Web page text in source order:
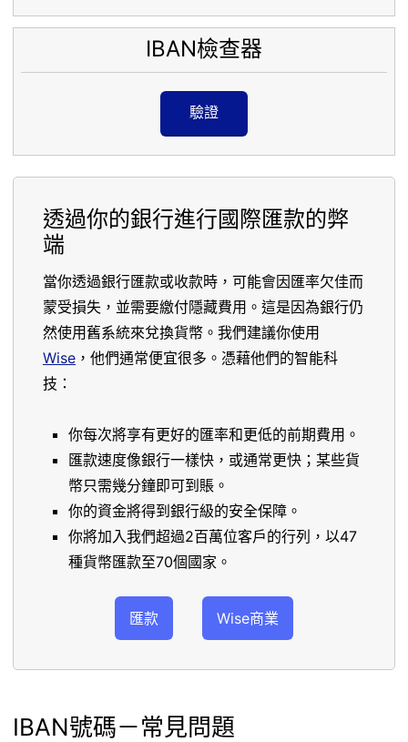
IBAN檢查器
驗證
透過你的銀行進行國際匯款的弊
端
當你透過銀行匯款或收款時，可能會因匯率欠佳而
蒙受損失，並需要繳付隱藏費用。這是因為銀行仍
然使用舊系統來兌換貨幣。我們建議你使用
Wise ，他們通常便宜很多。憑藉他們的智能科
技：
你每次將享有更好的匯率和更低的前期費用。
匯款速度像銀行一樣快，或通常更快；某些貨
幣只需幾分鐘即可到賬。
你的資金將得到銀行級的安全保障。
你將加入我們超過2百萬位客戶的行列，以47
種貨幣匯款至70個國家。
匯款 Wise商業
IBAN號碼－常見問題